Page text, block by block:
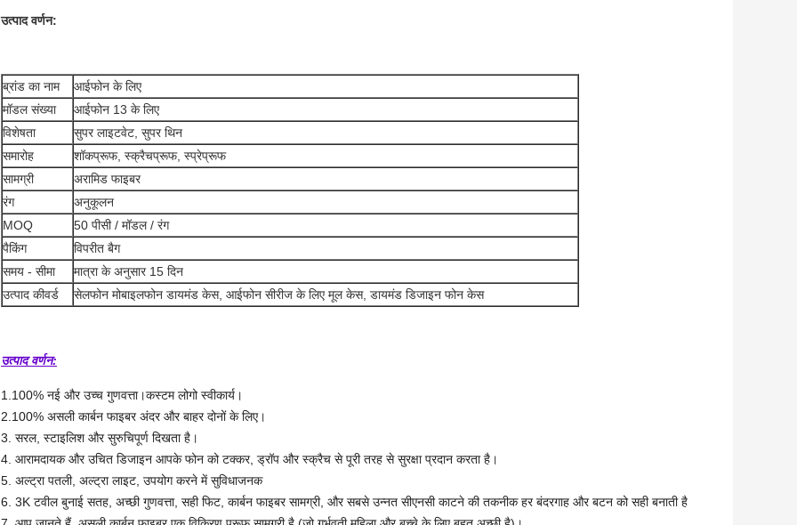
उत्पाद वर्णन:
ब्रांड का नाम
आईफोन के लिए
मॉडल संख्या
आईफोन 13 के लिए
विशेषता
सुपर लाइटवेट, सुपर थिन
समारोह
शॉकप्रूफ, स्क्रैचप्रूफ, स्प्रेप्रूफ
सामग्री
अरामिड फाइबर
रंग
अनुकूलन
MOQ
50 पीसी / मॉडल / रंग
पैकिंग
विपरीत बैग
समय - सीमा
मात्रा के अनुसार 15 दिन
उत्पाद कीवर्ड
सेलफोन मोबाइलफोन डायमंड केस, आईफोन सीरीज के लिए मूल केस, डायमंड डिजाइन फोन केस
उत्पाद वर्णन:
1.100% नई और उच्च गुणवत्ता।कस्टम लोगो स्वीकार्य।
2.100% असली कार्बन फाइबर अंदर और बाहर दोनों के लिए।
3. सरल, स्टाइलिश और सुरुचिपूर्ण दिखता है।
4. आरामदायक और उचित डिजाइन आपके फोन को टक्कर, ड्रॉप और स्क्रैच से पूरी तरह से सुरक्षा प्रदान करता है।
5. अल्ट्रा पतली, अल्ट्रा लाइट, उपयोग करने में सुविधाजनक
6. 3K टवील बुनाई सतह, अच्छी गुणवत्ता, सही फिट, कार्बन फाइबर सामग्री, और सबसे उन्नत सीएनसी काटने की तकनीक हर बंदरगाह और बटन को सही बनाती है